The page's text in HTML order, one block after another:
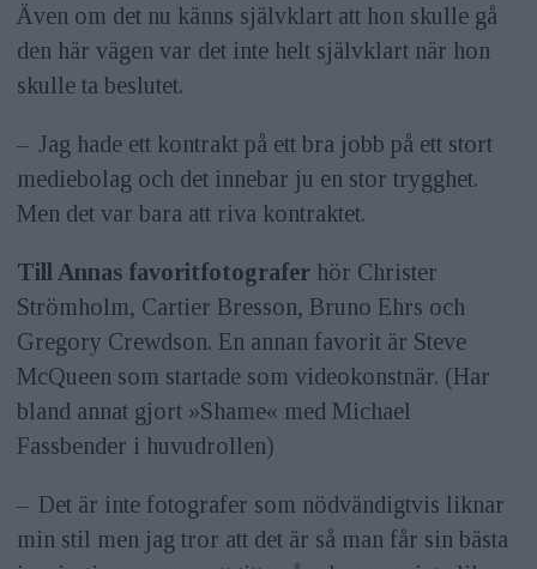
Även om det nu känns självklart att hon skulle gå
den här vägen var det inte helt självklart när hon
skulle ta beslutet.
– Jag hade ett kontrakt på ett bra jobb på ett stort
mediebolag och det innebar ju en stor trygghet.
Men det var bara att riva kontraktet.
Till Annas favoritfotograferhör Christer
Strömholm, Cartier Bresson, Bruno Ehrs och
Gregory Crewdson. En annan favorit är Steve
McQueen som startade som videokonstnär. (Har
bland annat gjort »Shame« med Michael
Fassbender i huvudrollen)
– Det är inte fotografer som nödvändigtvis liknar
min stil men jag tror att det är så man får sin bästa